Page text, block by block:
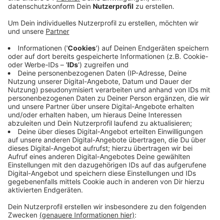
Die Industriegewerkschaft Bauen-Agrar-Umwelt ruft
zum internationalen "Workers' Memorial Day" auf. Auf
dem Bau ist aufgrund der hohen Auftragslage aktuell
besonders viel zu tun, so die Gewerkschaft. Daher
seien es die Arbeitgeber den rund 1900 Beschäftigten
in Mönchengladbach schuldig, sie bestmöglich vor den
Gefahren zu schützen. Etwa durch regelmäßige Tests,
medizinische Masken und Hygienestandards. Gerade in
der Bau-, Land- und Forstwirtschaft seien die
Mitarbeiter aber auch einem besonders hohen
Unfallrisiko ausgesetzt, sagt die Gewerkschaft. Zu
guten Bedingungen zählt laut IG Bau neben dem
Arbeitsschutz auch eine faire Bezahlung. Die
Gewerkschaft setzt sich für ein Lohnplus von 5,3
Prozent in der Branche ein.
Anzeige